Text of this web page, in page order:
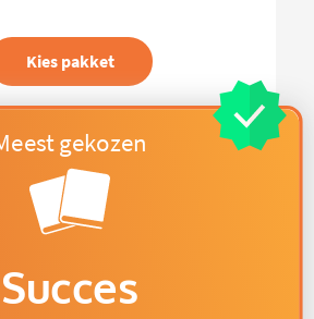
Kies pakket
Succes